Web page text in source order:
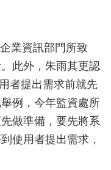
業資訊部門所致
此外，朱雨其更認
者提出需求前就先
例，今年監資處所
做準備，要先將系
使用者提出需求，